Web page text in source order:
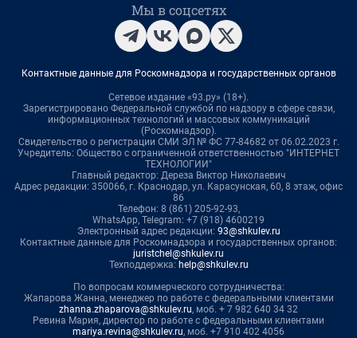
Мы в соцсетях
Контактные данные для Роскомнадзора и государственных органов
Сетевое издание «93.ру» (18+).
Зарегистрировано Федеральной службой по надзору в сфере связи,
информационных технологий и массовых коммуникаций
(Роскомнадзор).
Свидетельство о регистрации СМИ ЭЛ № ФС 77-84682 от 06.02.2023 г.
Учредитель: Общество с ограниченной ответственностью "ИНТЕРНЕТ
ТЕХНОЛОГИИ"
Главный редактор: Дереза Виктор Николаевич
Адрес редакции: 350066, г. Краснодар, ул. Карасунская, 60, 8 этаж, офис
86
Телефон: 8 (861) 205-92-93,
WhatsApp, Telegram: +7 (918) 4600219
Электронный адрес редакции: 93@shkulev.ru
Контактные данные для Роскомнадзора и государственных органов:
juristchel@shkulev.ru
Техподдержка: help@shkulev.ru
По вопросам коммерческого сотрудничества:
Жапарова Жанна, менеджер по работе с федеральными клиентами
zhanna.zhaparova@shkulev.ru, моб. + 7 982 640 34 32
Ревина Мария, директор по работе с федеральными клиентами
mariya.revina@shkulev.ru, моб. +7 910 402 4056